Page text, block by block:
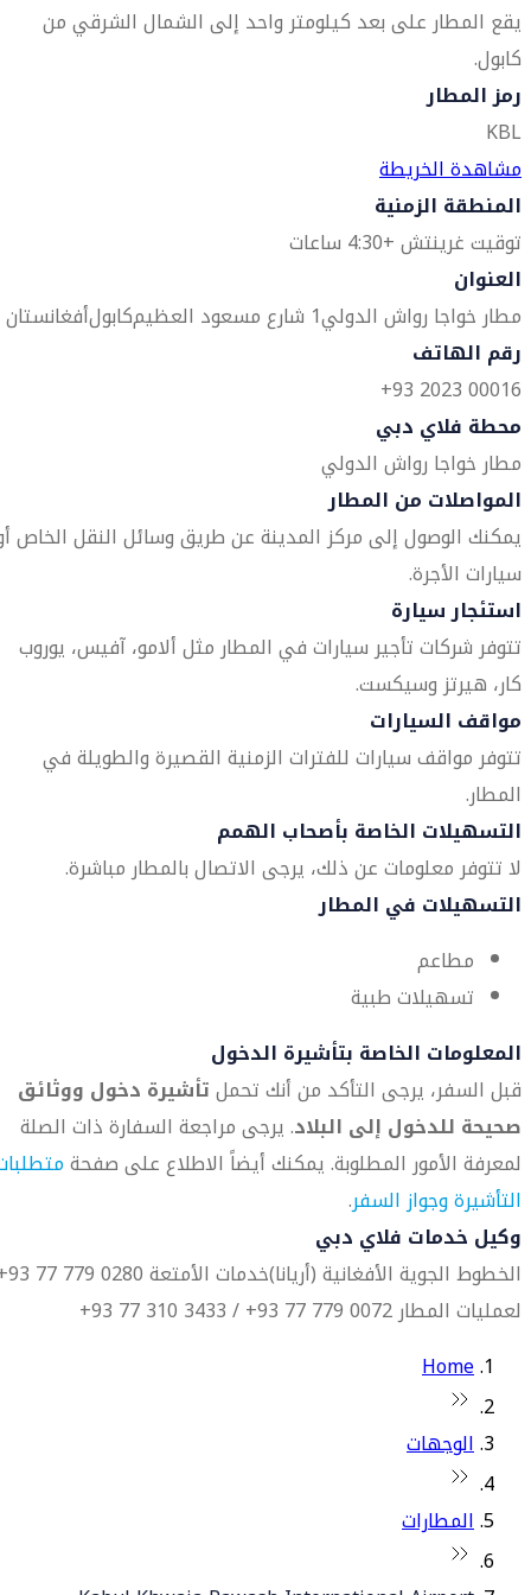
يقع المطار على بعد كيلومتر واحد إلى الشمال الشرقي من
كابول.
رمز المطار
KBL
مشاهدة الخريطة
المنطقة الزمنية
توقيت غرينتش +4:30 ساعات
العنوان
مطار خواجا رواش الدولي1 شارع مسعود العظيم كابولأفغانستان
رقم الهاتف
00016 2023 93+
محطة فلاي دبي
مطار خواجا رواش الدولي
المواصلات من المطار
يمكنك الوصول إلى مركز المدينة عن طريق وسائل النقل الخاص
سيارات الأجرة.
استئجار سيارة
تتوفر شركات تأجير سيارات في المطار مثل ألامو، آفيس، يوروب
كار، هيرتز وسيكست.
مواقف السيارات
تتوفر مواقف سيارات للفترات الزمنية القصيرة والطويلة في
المطار.
التسهيلات الخاصة بأصحاب الهمم
لا تتوفر معلومات عن ذلك، يرجى الاتصال بالمطار مباشرة.
التسهيلات في المطار
مطاعم
تسهيلات طبية
المعلومات الخاصة بتأشيرة الدخول
قبل السفر، يرجى التأكد من أنك تحملتأشيرة دخول ووثائق
صحيحة للدخول إلى البلاد. يرجى مراجعة السفارة ذات الصلة
لمعرفة الأمور المطلوبة. يمكنك أيضاً الاطلاع على صفحة
التأشيرة وجواز السفر.
وكيل خدمات فلاي دبي
الخطوط الجوية الأفغانية (أريانا)خدمات الأمتعة 0280 779 77 93+
لعمليات المطار 0072 779 77 93+ / 3433 310 77 93+
Home
الوجهات
المطارات